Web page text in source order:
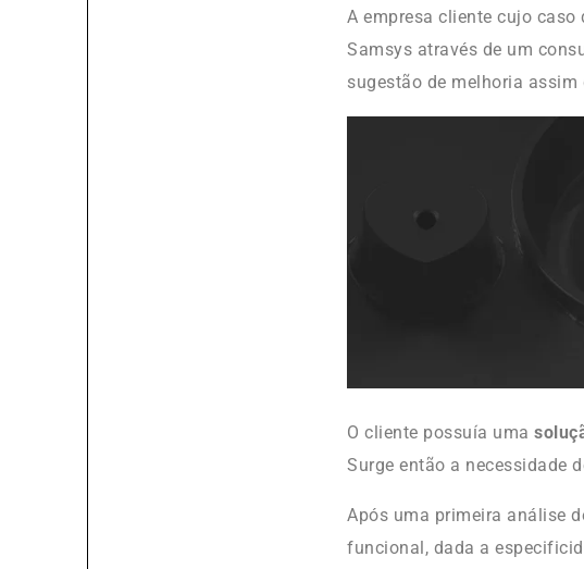
A empresa cliente cujo
Samsys através de um
sugestão de melhoria assim
O cliente possuía uma
Surge então a necessidade
Após uma primeira análise
funcional, dada a